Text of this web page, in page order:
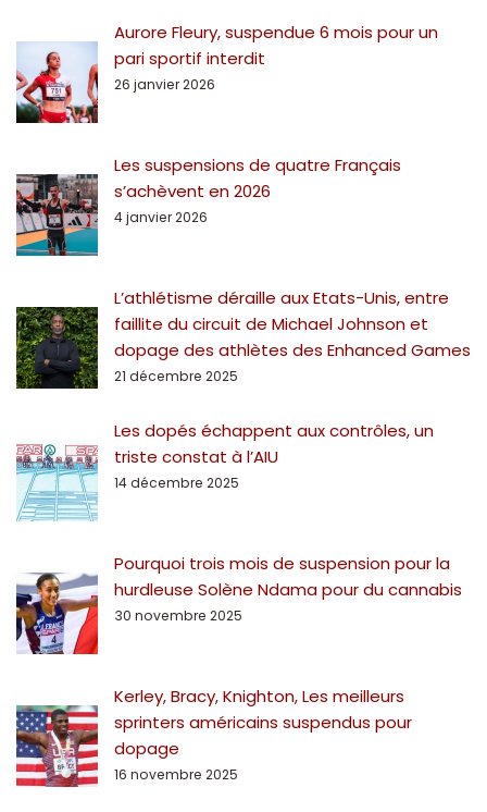
Aurore Fleury, suspendue 6 mois pour un
pari sportif interdit
26 janvier 2026
Les suspensions de quatre Français
s’achèvent en 2026
4 janvier 2026
L’athlétisme déraille aux Etats-Unis, entre
faillite du circuit de Michael Johnson et
dopage des athlètes des Enhanced Games
21 décembre 2025
Les dopés échappent aux contrôles, un
triste constat à l’AIU
14 décembre 2025
Pourquoi trois mois de suspension pour la
hurdleuse Solène Ndama pour du cannabis
30 novembre 2025
Kerley, Bracy, Knighton, Les meilleurs
sprinters américains suspendus pour
dopage
16 novembre 2025